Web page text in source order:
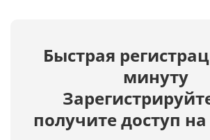
Быстрая
минуту
получите доступ